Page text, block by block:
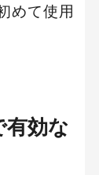
めて使用
有効な